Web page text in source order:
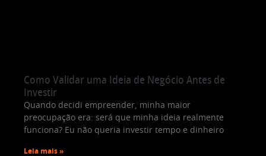
Como Validar uma Ideia de Negócio Antes de
Investir
Quando decidi empreender, minha maior
preocupação era: será que minha ideia realmente
funciona? Eu não queria investir tempo e dinheiro
Leia mais »